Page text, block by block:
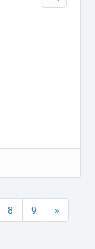
8 9 »